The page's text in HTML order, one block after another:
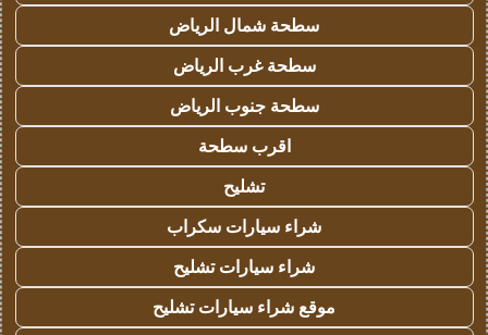
سطحة شمال الرياض
سطحة غرب الرياض
سطحة جنوب الرياض
اقرب سطحة
تشليح
شراء سيارات سكراب
شراء سيارات تشليح
موقع شراء سيارات تشليح